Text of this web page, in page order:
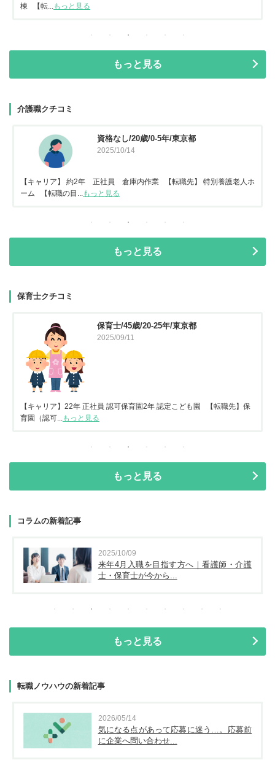
棟 【転...
もっと見る
もっと見る
介護職クチコミ
資格なし/20歳/0-5年/東京都
2025/10/14
【キャリア】 約2年 正社員 倉庫内作業 【転職先】 特別養護老人ホ
ーム 【転職の目...
もっと見る
もっと見る
保育士クチコミ
保育士/45歳/20-25年/東京都
2025/09/11
【キャリア】22年 正社員 認可保育園2年 認定こども園 【転職先】保
育園（認可...もっと見る
もっと見る
コラムの新着記事
2025/10/09
来年4月入職を目指す方へ｜看護師・介護
士・保育士が今から...
もっと見る
転職ノウハウの新着記事
2026/05/14
気になる点があって応募に迷う…。応募前
に企業へ問い合わせ...